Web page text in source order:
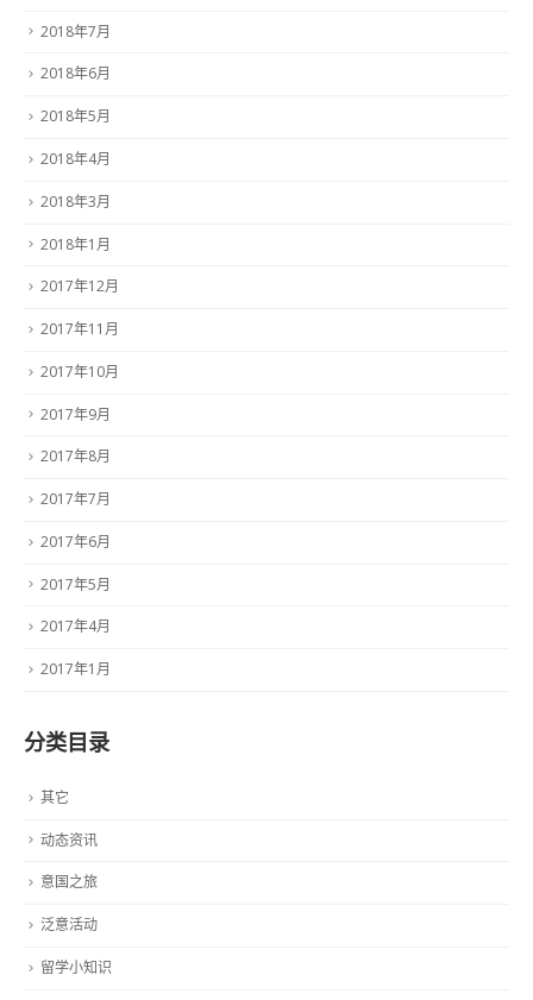
2018年7月
2018年6月
2018年5月
2018年4月
2018年3月
2018年1月
2017年12月
2017年11月
2017年10月
2017年9月
2017年8月
2017年7月
2017年6月
2017年5月
2017年4月
2017年1月
分类目录
其它
动态资讯
意国之旅
泛意活动
留学小知识